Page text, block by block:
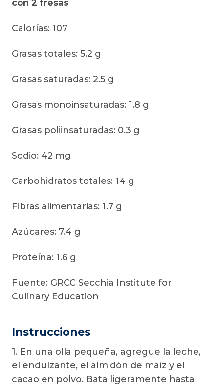
con 2 fresas
Calorías: 107
Grasas totales: 5.2 g
Grasas saturadas: 2.5 g
Grasas monoinsaturadas: 1.8 g
Grasas poliinsaturadas: 0.3 g
Sodio: 42 mg
Carbohidratos totales: 14 g
Fibras alimentarias: 1.7 g
Azúcares: 7.4 g
Proteína: 1.6 g
Fuente: GRCC Secchia Institute for
Culinary Education
Instrucciones
1. En una olla pequeña, agregue la leche,
el endulzante, el almidón de maíz y el
cacao en polvo. Bata ligeramente hasta